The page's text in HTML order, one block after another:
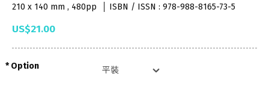
210 x 140 mm , 480pp
ISBN / ISSN : 978-988-8165-73-5
US$21.00
Option